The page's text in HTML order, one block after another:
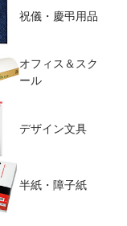
祝儀・慶弔用品
オフィス＆スク
ール
デザイン文具
半紙・障子紙